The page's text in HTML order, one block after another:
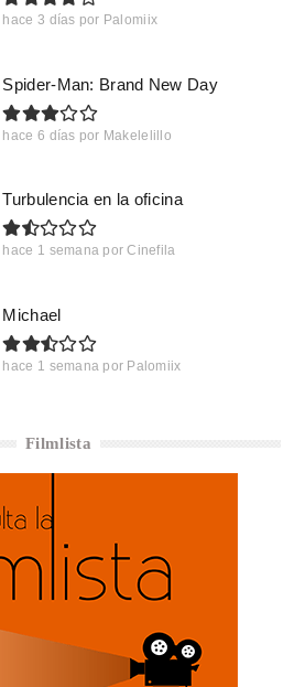
hace 3 días por Palomiix
Spider-Man: Brand New Day
hace 6 días por Makelelillo
Turbulencia en la oficina
hace 1 semana por Cinefila
Michael
hace 1 semana por Palomiix
Filmlista